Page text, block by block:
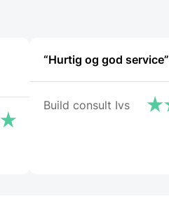
“Hurtig og god service”
Build consult Ivs